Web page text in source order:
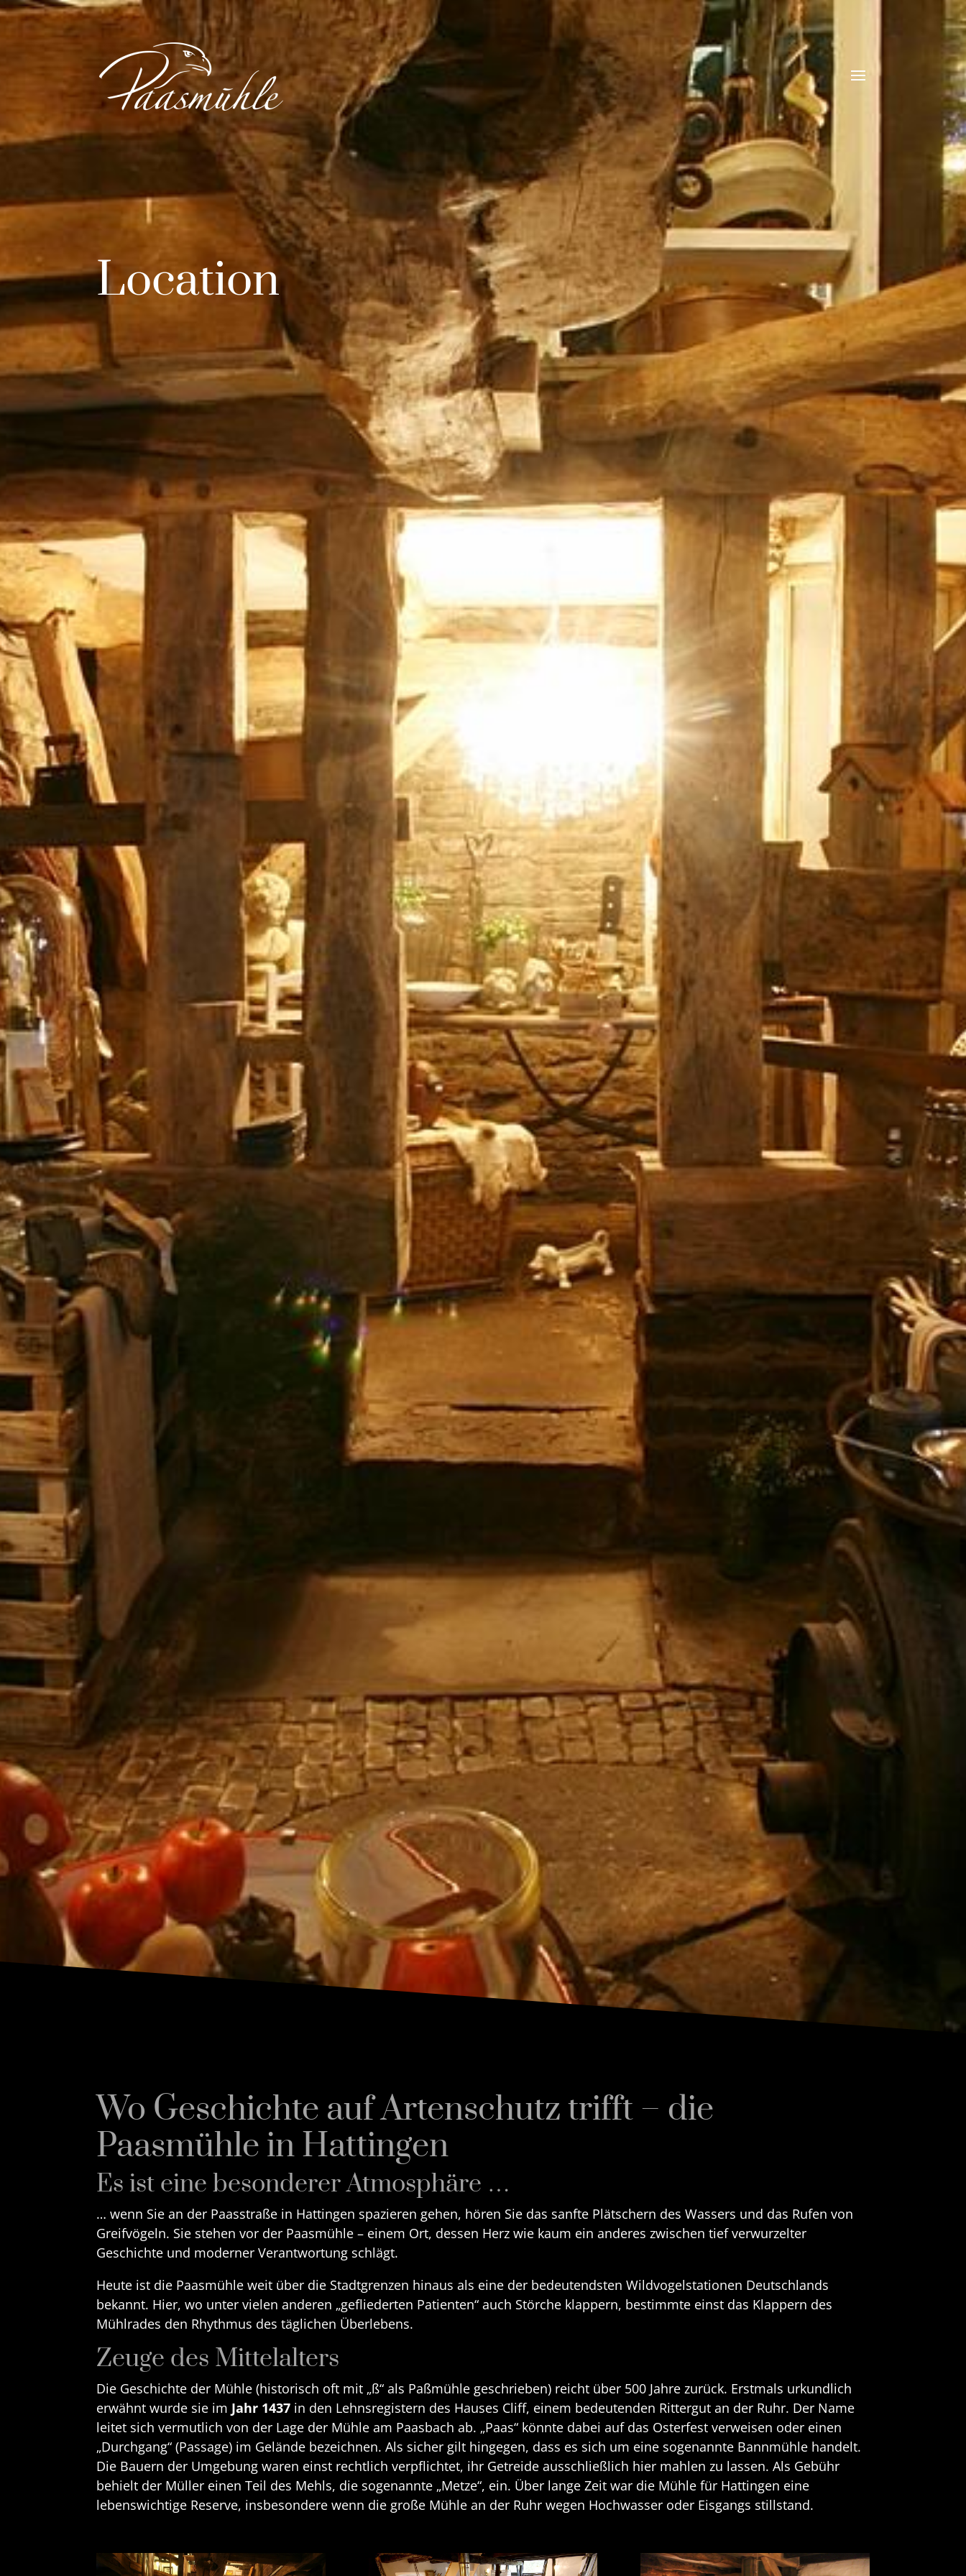
Location
Wo Geschichte auf Artenschutz trifft – die
Paasmühle in Hattingen
Es ist eine besonderer Atmosphäre …
… wenn Sie an der Paasstraße in Hattingen spazieren gehen, hören Sie das sanfte Plätschern des Wassers und das Rufen von
Greifvögeln. Sie stehen vor der Paasmühle – einem Ort, dessen Herz wie kaum ein anderes zwischen tief verwurzelter
Geschichte und moderner Verantwortung schlägt.
Heute ist die Paasmühle weit über die Stadtgrenzen hinaus als eine der bedeutendsten Wildvogelstationen Deutschlands
bekannt. Hier, wo unter vielen anderen „gefliederten Patienten“ auch Störche klappern, bestimmte einst das Klappern des
Mühlrades den Rhythmus des täglichen Überlebens.
Zeuge des Mittelalters
Die Geschichte der Mühle (historisch oft mit „ß“ als Paßmühle geschrieben) reicht über 500 Jahre zurück. Erstmals urkundlich
erwähnt wurde sie im Jahr 1437 in den Lehnsregistern des Hauses Cliff, einem bedeutenden Rittergut an der Ruhr. Der Name
leitet sich vermutlich von der Lage der Mühle am Paasbach ab. „Paas“ könnte dabei auf das Osterfest verweisen oder einen
„Durchgang“ (Passage) im Gelände bezeichnen. Als sicher gilt hingegen, dass es sich um eine sogenannte Bannmühle handelt.
Die Bauern der Umgebung waren einst rechtlich verpflichtet, ihr Getreide ausschließlich hier mahlen zu lassen. Als Gebühr
behielt der Müller einen Teil des Mehls, die sogenannte „Metze“, ein. Über lange Zeit war die Mühle für Hattingen eine
lebenswichtige Reserve, insbesondere wenn die große Mühle an der Ruhr wegen Hochwasser oder Eisgangs stillstand.